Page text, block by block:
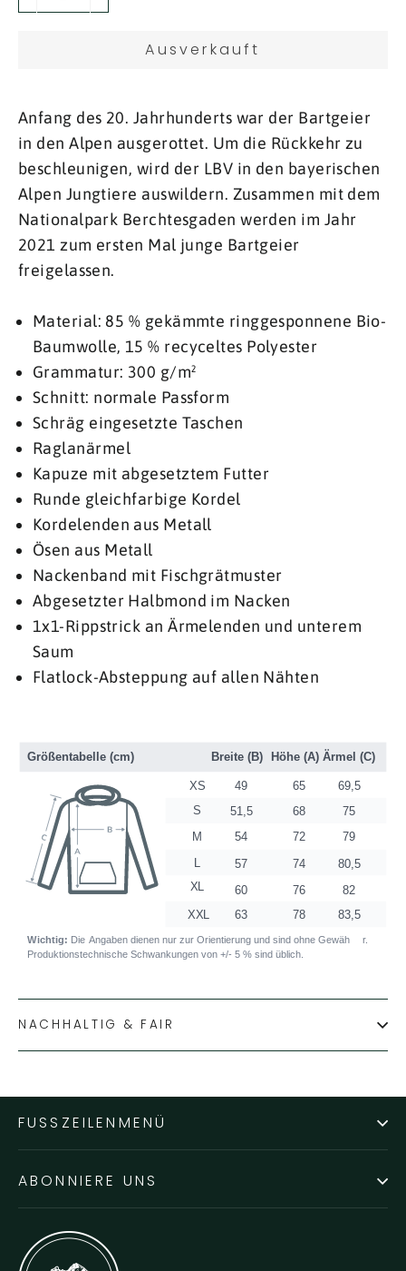
Ausverkauft
Anfang des 20. Jahrhunderts war der Bartgeier
in den Alpen ausgerottet. Um die Rückkehr zu
beschleunigen, wird der LBV in den bayerischen
Alpen Jungtiere auswildern. Zusammen mit dem
Nationalpark Berchtesgaden werden im Jahr
2021 zum ersten Mal junge Bartgeier
freigelassen.
Material: 85 % gekämmte ringgesponnene Bio-
Baumwolle, 15 % recyceltes Polyester
Grammatur: 300 g/m²
Schnitt: normale Passform
Schräg eingesetzte Taschen
Raglanärmel
Kapuze mit abgesetztem Futter
Runde gleichfarbige Kordel
Kordelenden aus Metall
Ösen aus Metall
Nackenband mit Fischgrätmuster
Abgesetzter Halbmond im Nacken
1x1-Rippstrick an Ärmelenden und unterem
Saum
Flatlock-Absteppung auf allen Nähten
NACHHALTIG & FAIR
FUSSZEILENMENÜ
ABONNIERE UNS